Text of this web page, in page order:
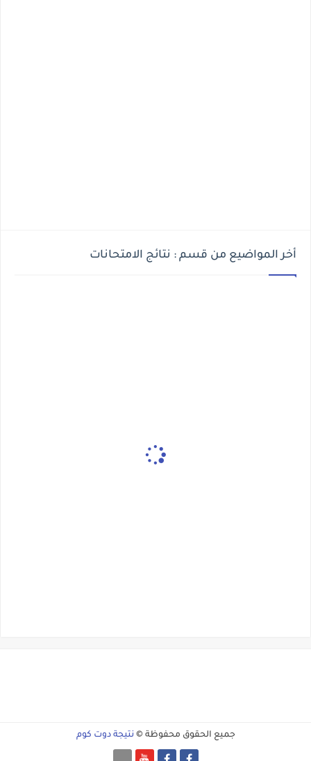
أخر المواضيع من قسم : نتائج الامتحانات
جميع الحقوق محفوظة © نتيجة دوت كوم